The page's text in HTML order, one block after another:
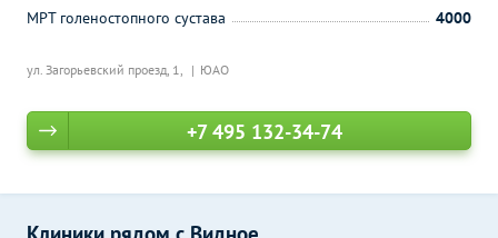
ул. Загорьевский проезд, 1, ЮАО
МРТ голеностопного сустава
4000
+7 495 132-34-74